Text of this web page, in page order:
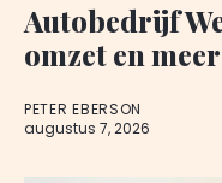
Autobedrijf
omzet en
PETER EBERSON
augustus 7, 2026